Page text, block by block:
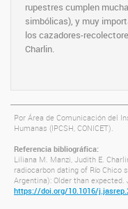
rupestres cumplen
simbólicas), y muy
los cazadores-
Charlin.
Por Área de Comunicación del
Humanas (IPCSH, CONICET).
Referencia bibliográfica:
Liliana M. Manzi, Judith E.
radiocarbon dating of Río Chico
Argentina): Older than expected.
https://doi.org/10.1016/